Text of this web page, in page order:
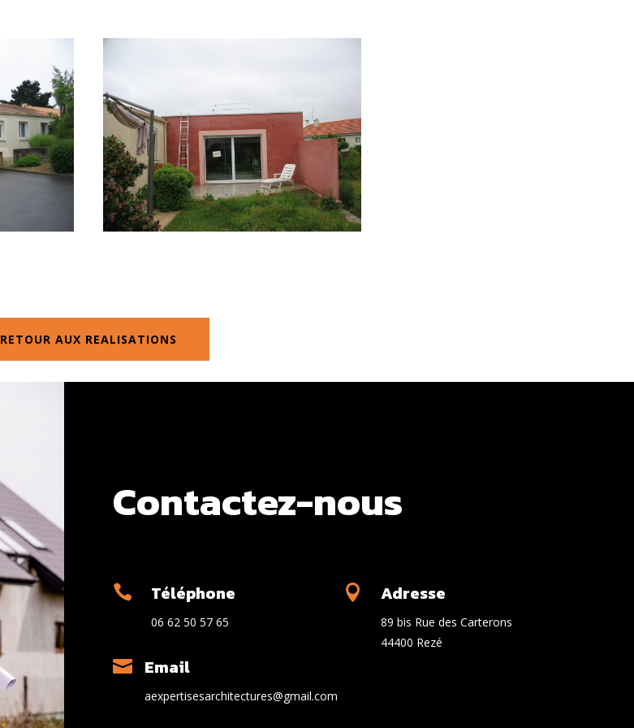
RETOUR AUX REALISATIONS
Contactez-nous
 Téléphone
06 62 50 57 65
 Email
aexpertisesarchitectures@gmail.com
 Adresse
89 bis Rue des Carterons
44400 Rezé